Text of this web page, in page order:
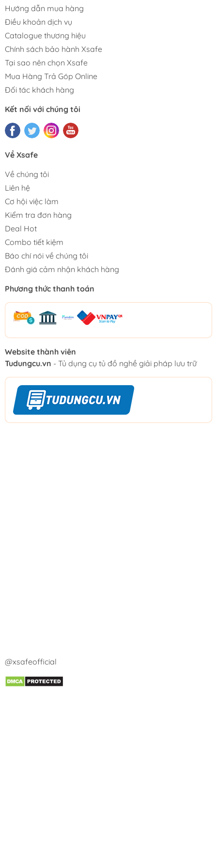
Hướng dẫn mua hàng
Điều khoản dịch vụ
Catalogue thương hiệu
Chính sách bảo hành Xsafe
Tại sao nên chọn Xsafe
Mua Hàng Trả Góp Online
Đối tác khách hàng
Kết nối với chúng tôi
Về Xsafe
Về chúng tôi
Liên hệ
Cơ hội việc làm
Kiểm tra đơn hàng
Deal Hot
Combo tiết kiệm
Báo chí nói về chúng tôi
Đánh giá cảm nhận khách hàng
Phương thức thanh toán
Website thành viên
Tudungcu.vn - Tủ dụng cụ tủ đồ nghề giải pháp lưu trữ
@xsafeofficial